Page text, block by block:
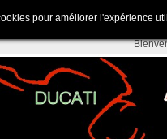
nous au :Pour tous
pour améliorer l'expérience